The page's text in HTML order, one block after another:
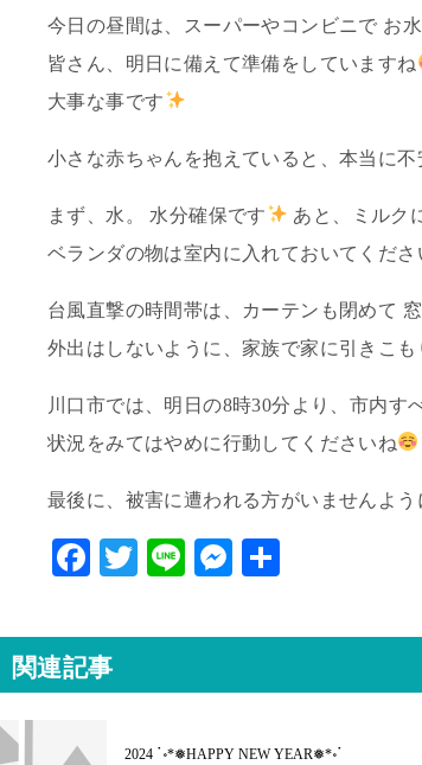
今日の昼間は、スーパーやコンビニで お
皆さん、明日に備えて準備をしていますね
大事な事です
小さな赤ちゃんを抱えていると、本当に
まず、水。 水分確保です
あと、ミルク
ベランダの物は室内に入れておいてくださ
台風直撃の時間帯は、カーテンも閉めて
外出はしないように、家族で家に引きこも
川口市では、明日の8時30分より、市内
状況をみてはやめに行動してくださいね
最後に、被害に遭われる方がいませんよう
F
eb
o
T
itt
Li
M
se
r
関連記事
2024 ॱ॰*❅HAPPY NEW YEAR❅*॰ॱ